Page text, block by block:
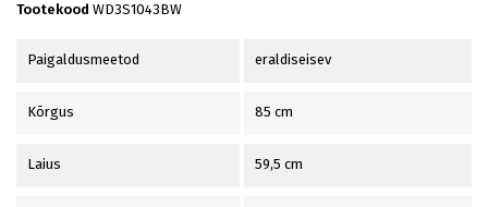
Tootekood WD3S1043BW
Paigaldusmeetod eraldiseisev
Kõrgus 85 cm
Laius 59,5 cm